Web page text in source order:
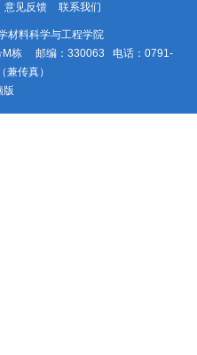
意见反馈 联系我们
材料科学与工程学院
M栋 邮编：330063 电话：0791-
传真）
版